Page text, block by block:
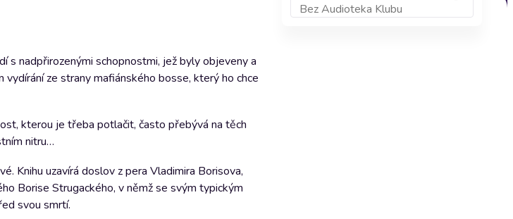
s nadpřirozenými schopnostmi, jež byly objeveny a
ze strany mafiánského bosse, který ho chce
kterou je třeba potlačit, často přebývá na těch
nitru…
Knihu uzavírá doslov z pera Vladimira Borisova,
Borise Strugackého, v němž se svým typickým
svou smrtí.
Bez Audioteka Klubu
Přidat do košíku